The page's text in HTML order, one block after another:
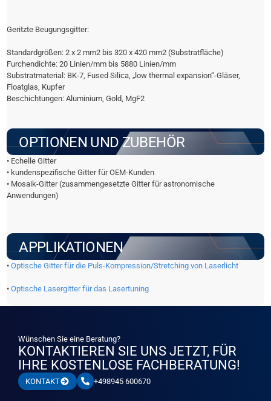
Geritzte Beugungsgitter:
Standardgrößen: 2 x 2 mm2 bis 320 x 420 mm2 (Substratfläche)
Furchendichte: 20 Linien/mm bis 5880 Linien/mm
Substratmaterial: BK-7, Fused Silica, „low thermal expansion“-Gläser,
Floatglas, Kupfer
Beschichtungen: Aluminium, Gold, MgF2
OPTIONEN UND ZUBEHÖR
• Echelle Gitter
• kundenspezifische Gitter für OEM-Kunden
• Mosaik-Gitter (zusammengesetzte Gitter für astronomische
Anwendungen)
APPLIKATIONEN
•Optische Gitter für die Puls-Kompression/Stretching von Laserlicht
•Optische Lasergitter für das Lasertuning
Wünschen Sie eine Beratung?
KONTAKTIEREN SIE UNS JETZT, FÜR
IHRE KOSTENLOSE FACHBERATUNG!
KONTAKT +498945 600670